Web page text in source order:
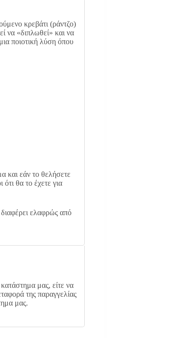
κρεβάτι (ράντζο)
«διπλωθεί» και να
ποιοτική λύση όπου
και εάν το θελήσετε
θα το έχετε για
ελαφρώς από
μας, είτε να
της παραγγελίας
μας.